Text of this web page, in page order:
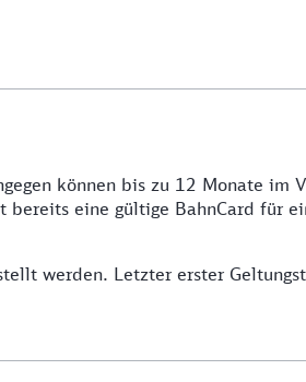
können bis zu 12 Monate
eine gültige BahnCard für
werden. Letzter erster